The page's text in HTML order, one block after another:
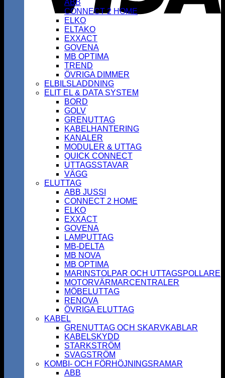
ABB
CONNECT 2 HOME
ELKO
ELTAKO
EXXACT
GOVENA
MB OPTIMA
TREND
ÖVRIGA DIMMER
ELBILSLADDNING
ELIT EL & DATA SYSTEM
BORD
GOLV
GRENUTTAG
KABELHANTERING
KANALER
MODULER & UTTAG
QUICK CONNECT
UTTAGSSTAVAR
VÄGG
ELUTTAG
ABB JUSSI
CONNECT 2 HOME
ELKO
EXXACT
GOVENA
LAMPUTTAG
MB-DELTA
MB NOVA
MB OPTIMA
MARINSTOLPAR OCH UTTAGSPOLLARE
MOTORVÄRMARCENTRALER
MÖBELUTTAG
RENOVA
ÖVRIGA ELUTTAG
KABEL
GRENUTTAG OCH SKARVKABLAR
KABELSKYDD
STARKSTRÖM
SVAGSTRÖM
KOMBI- OCH FÖRHÖJNINGSRAMAR
ABB